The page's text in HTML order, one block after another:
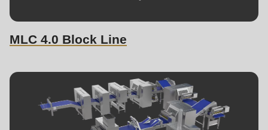
MLC 4.0 Block Line